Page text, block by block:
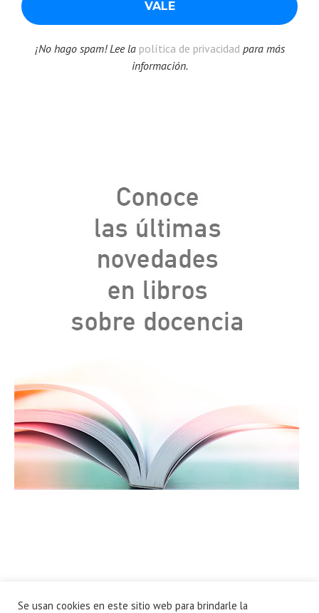
¡No hago spam! Lee la política de privacidad para más
información.
Se usan cookies en este sitio web para brindarle la